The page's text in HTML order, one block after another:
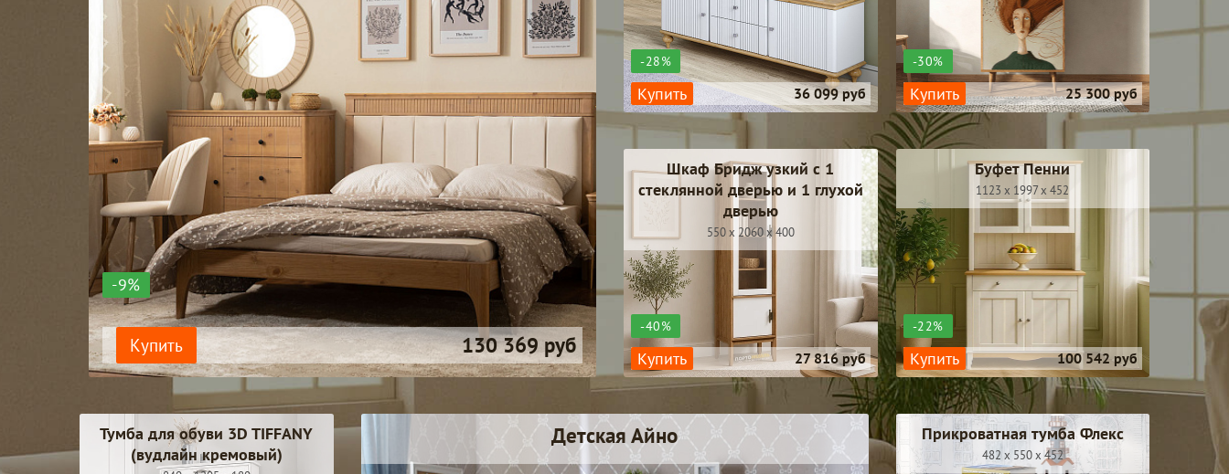
-9%
130 369 руб
Купить
-28%
36 099 руб
Купить
-30%
25 300 руб
Купить
-40%
Шкаф Бридж узкий с 1
стеклянной дверью и 1 глухой
дверью
550 x 2060 x 400
27 816 руб
Купить
-22%
Буфет Пенни
1123 x 1997 x 452
100 542 руб
Купить
Тумба для обуви 3D TIFFANY
(вудлайн кремовый)
Детская Айно Прикроватная тумба Флекс
482 x 550 x 452